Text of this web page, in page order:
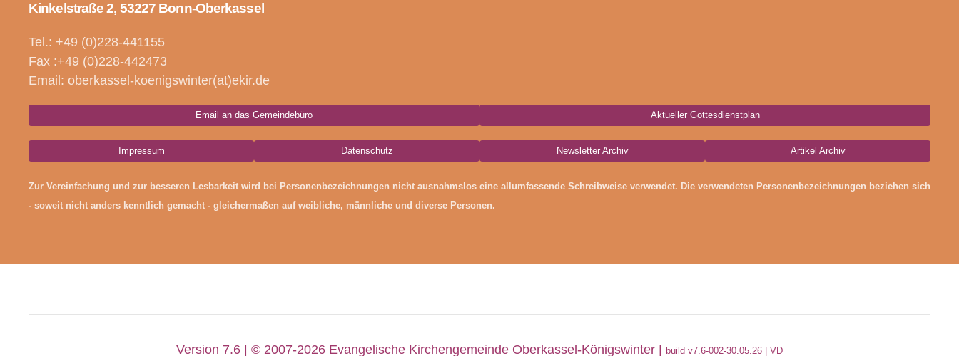
Kinkelstraße 2, 53227 Bonn-Oberkassel
Tel.: +49 (0)228-441155
Fax :+49 (0)228-442473
Email: oberkassel-koenigswinter(at)ekir.de
Email an das Gemeindebüro Aktueller Gottesdienstplan
Impressum Datenschutz Newsletter Archiv Artikel Archiv
Zur Vereinfachung und zur besseren Lesbarkeit wird bei Personenbezeichnungen nicht ausnahmslos eine allumfassende Schreibweise verwendet. Die verwendeten Personenbezeichnungen beziehen sich
- soweit nicht anders kenntlich gemacht - gleichermaßen auf weibliche, männliche und diverse Personen.
Version 7.6 | © 2007-2026 Evangelische Kirchengemeinde Oberkassel-Königswinter | build v7.6-002-30.05.26 | VD